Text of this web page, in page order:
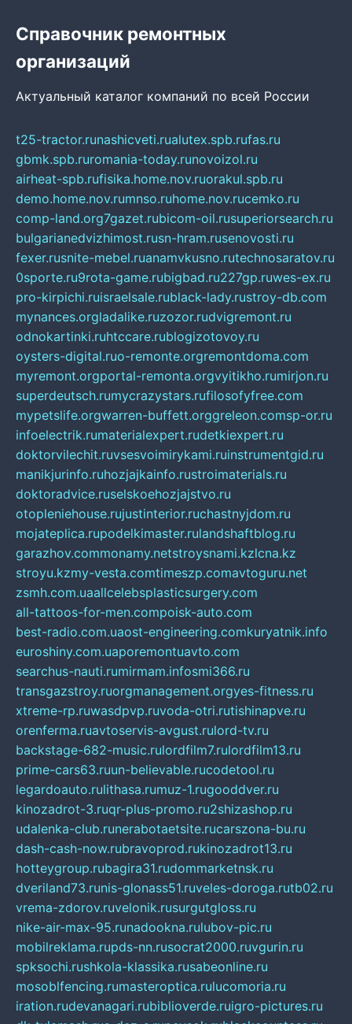
Справочник ремонтных
организаций
Актуальный каталог компаний по всей России
t25-tractor.runashicveti.rualutex.spb.rufas.ru
gbmk.spb.ruromania-today.runovoizol.ru
airheat-spb.rufisika.home.nov.ruorakul.spb.ru
demo.home.nov.rumnso.ruhome.nov.rucemko.ru
comp-land.org7gazet.rubicom-oil.rusuperiorsearch.ru
bulgarianedvizhimost.rusn-hram.rusenovosti.ru
fexer.rusnite-mebel.ruanamvkusno.rutechnosaratov.ru
0sporte.ru9rota-game.rubigbad.ru227gp.ruwes-ex.ru
pro-kirpichi.ruisraelsale.rublack-lady.rustroy-db.com
mynances.orgladalike.ruzozor.rudvigremont.ru
odnokartinki.ruhtccare.rublogizotovoy.ru
oysters-digital.ruo-remonte.orgremontdoma.com
myremont.orgportal-remonta.orgvyitikho.rumirjon.ru
superdeutsch.rumycrazystars.rufilosofyfree.com
mypetslife.orgwarren-buffett.orggreleon.comsp-or.ru
infoelectrik.rumaterialexpert.rudetkiexpert.ru
doktorvilechit.ruvsesvoimirykami.ruinstrumentgid.ru
manikjurinfo.ruhozjajkainfo.rustroimaterials.ru
doktoradvice.ruselskoehozjajstvo.ru
otopleniehouse.rujustinterior.ruchastnyjdom.ru
mojateplica.rupodelkimaster.rulandshaftblog.ru
garazhov.commonamy.netstroysnami.kzlcna.kz
stroyu.kzmy-vesta.comtimeszp.comavtoguru.net
zsmh.com.uaallcelebsplasticsurgery.com
all-tattoos-for-men.compoisk-auto.com
best-radio.com.uaost-engineering.comkuryatnik.info
euroshiny.com.uaporemontuavto.com
searchus-nauti.rumirmam.infosmi366.ru
transgazstroy.ruorgmanagement.orgyes-fitness.ru
xtreme-rp.ruwasdpvp.ruvoda-otri.rutishinapve.ru
orenferma.ruavtoservis-avgust.rulord-tv.ru
backstage-682-music.rulordfilm7.rulordfilm13.ru
prime-cars63.ruun-believable.rucodetool.ru
legardoauto.rulithasa.rumuz-1.rugooddver.ru
kinozadrot-3.ruqr-plus-promo.ru2shizashop.ru
udalenka-club.runerabotaetsite.rucarszona-bu.ru
dash-cash-now.rubravoprod.rukinozadrot13.ru
hotteygroup.rubagira31.rudommarketnsk.ru
dveriland73.runis-glonass51.ruveles-doroga.rutb02.ru
vrema-zdorov.ruvelonik.rusurgutgloss.ru
nike-air-max-95.runadookna.rulubov-pic.ru
mobilreklama.rupds-nn.rusocrat2000.ruvgurin.ru
spksochi.rushkola-klassika.rusabeonline.ru
mosoblfencing.rumasteroptica.rulucomoria.ru
iration.rudevanagari.rubiblioverde.ruigro-pictures.ru